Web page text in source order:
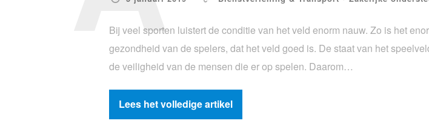
Bij veel sporten luistert de conditie van het veld enorm nauw. Zo is het
gezondheid van de spelers, dat het veld goed is. De staat van het
de veiligheid van de mensen die er op spelen. Daarom…
Lees het volledige artikel